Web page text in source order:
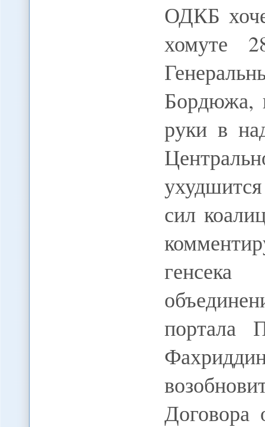
ОДКБ
хомуте
Бордюжа,
руки в
сил
портала
Договора